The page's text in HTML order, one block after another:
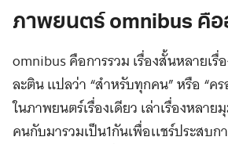
ภาพยนตร์ omnibus คือ
omnibus คือการรวม เรื่องสั้นหลายเรื่
ละติน แปลว่า “สําหรับทุกคน” หรือ “ค
ในภาพยนตร์เรื่องเดียว เล่าเรื่องหลา
คนกับมารวมเป็น1กันเพื่อเเชร์ประสบ